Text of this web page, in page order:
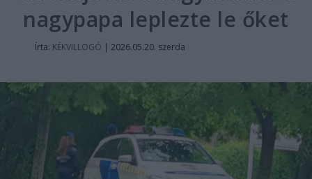
nagypapa leplezte le őket
Írta: KÉKVILLOGÓ | 2026.05.20. szerda